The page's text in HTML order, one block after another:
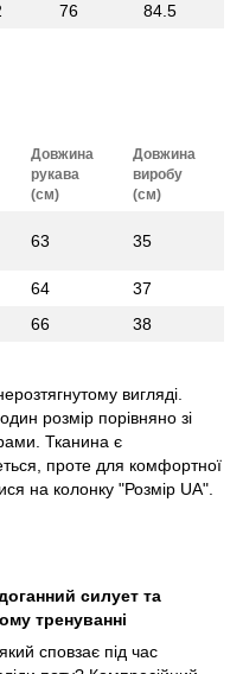
76 84.5
Довжина
рукава
(см)
Довжина
виробу
(см)
63 35
64
37
66
38
вигляді.
розмір порівняно зі
Тканина є
проте для комфортної
на колонку "Розмір UA".
силует та
тренуванні
сповзає під час